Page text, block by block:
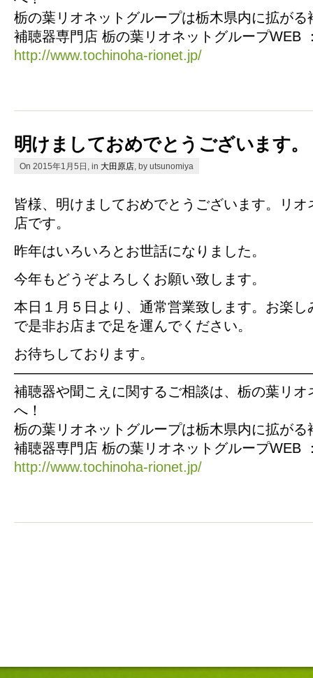
栃の葉リオネットグループは栃木県内に拡がる
補聴器専門店 栃の葉リオネットグループWEB
http://www.tochinoha-rionet.jp/
明けましておめでとうございます。
On 2015年1月5日, in 大田原店 , by utsunomiya
皆様、明けましておめでとうございます。リ
店です。
昨年はいろいろとお世話になりました。
今年もどうぞよろしくお願い致します。
本日１月５日より、通常営業致します。お楽
で是非お店まで足を運んでください。
お待ちしております。
補聴器や聞こえに関するご相談は、栃の葉リオ
へ！
栃の葉リオネットグループは栃木県内に拡がる
補聴器専門店 栃の葉リオネットグループWEB
http://www.tochinoha-rionet.jp/